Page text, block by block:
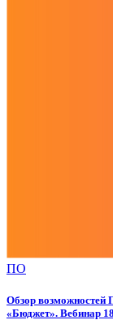
ПО
Обзор
«Бюджет». Вебинар